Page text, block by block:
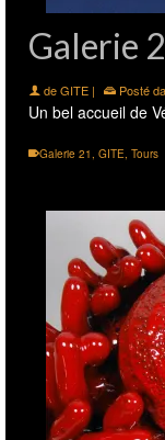
Galerie
deGITE | Posté
Un bel accueil de
Galerie 21, GITE, Tours